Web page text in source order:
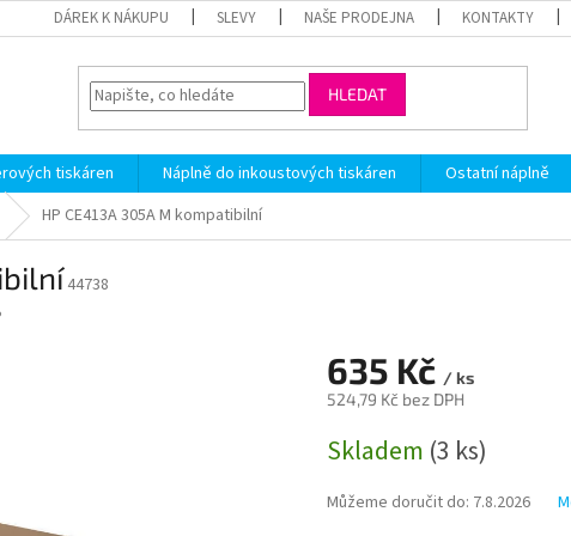
DÁREK K NÁKUPU SLEVY NAŠE PRODEJNA KONTAKTY
HLEDAT
tiskáren Náplně do inkoustových tiskáren Ostatní náplně
HP CE413A 305A M kompatibilní
44738
635 Kč / ks
524,79 Kč bez DPH
cena:
Skladem (3 ks)
Můžeme doručit do: 7.8.2026